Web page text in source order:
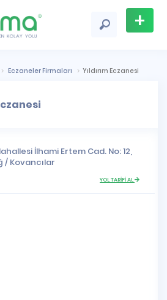
+
Ekle
Eczaneler Firmaları Yıldırım Eczanesi
İlhami Ertem Cad. No: 12,
/ Kovancılar
YOL TARİFİ AL